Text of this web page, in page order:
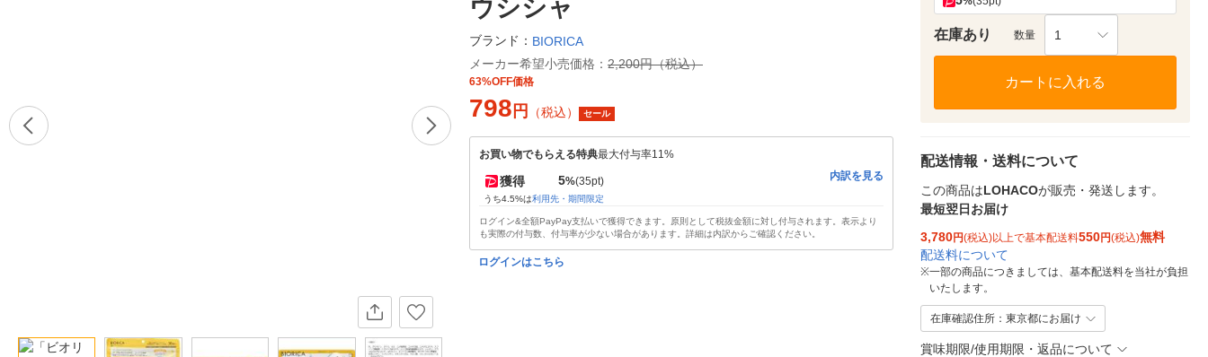
ウシシャ
ブランド： BIORICA
メーカー希望小売価格： 2,200円（税込）
63%OFF価格
798 円 （税込） セール
お買い物でもらえる特典最大付与率11%
獲得 5%(35pt)
うち4.5%は利用先・期間限定
内訳を見る
ログイン&全額PayPay支払いで獲得できます。原則として税抜金額に対し付与されます。表示より
も実際の付与数、付与率が少ない場合があります。詳細は内訳からご確認ください。
ログインはこちら
在庫あり 数量 1
カートに入れる
配送情報・送料について
この商品はLOHACOが販売・発送します。
最短翌日お届け
3,780円(税込)以上で基本配送料550円(税込)無料
配送料について
※一部の商品につきましては、基本配送料を当社が負担
いたします。
在庫確認住所：東京都にお届け
賞味期限/使用期限・返品について